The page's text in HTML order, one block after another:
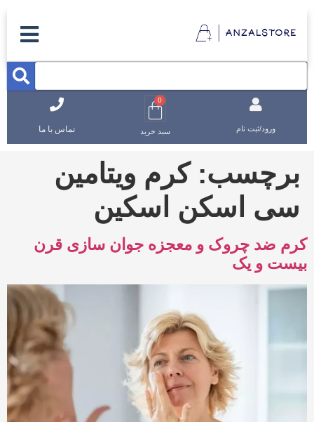
ورود/ثبت نام
0
سبد خرید تماس با ما
برچسب:کرم ویتامین
سی اسکن اسکین
کرم ضد چروک و معجزه جوان سازی قرن
بیست و یک